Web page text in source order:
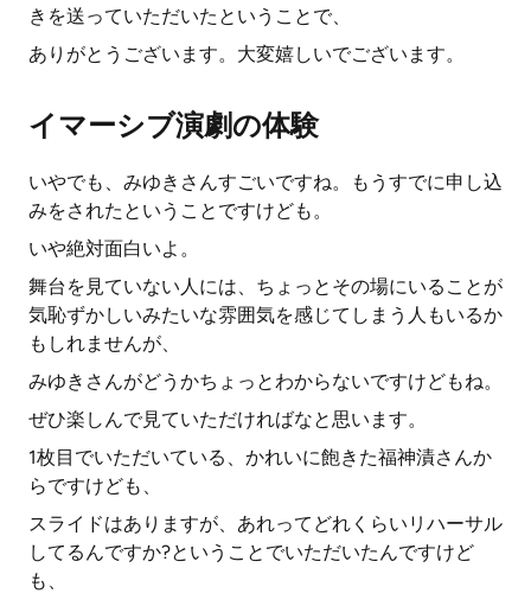
きを送っていただいたということで、
ありがとうございます。大変嬉しいでございます。
イマーシブ演劇の体験
いやでも、みゆきさんすごいですね。もうすでに申し込
みをされたということですけども。
いや絶対面白いよ。
舞台を見ていない人には、ちょっとその場にいることが
気恥ずかしいみたいな雰囲気を感じてしまう人もいるか
もしれませんが、
みゆきさんがどうかちょっとわからないですけどもね。
ぜひ楽しんで見ていただければなと思います。
1枚目でいただいている、かれいに飽きた福神漬さんか
らですけども、
スライドはありますが、あれってどれくらいリハーサル
してるんですか?ということでいただいたんですけど
も、